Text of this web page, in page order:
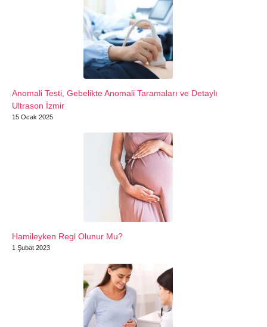
Anomali Testi, Gebelikte Anomali Taramaları ve Detaylı
Ultrason İzmir
15 Ocak 2025
Hamileyken Regl Olunur Mu?
1 Şubat 2023